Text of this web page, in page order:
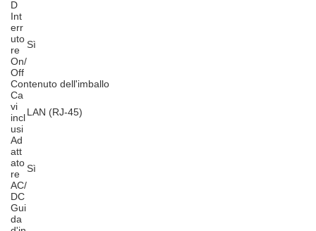
D
Int
err
uto
re
On/
Off
Sì
Contenuto dell'imballo
Ca
vi
incl
usi
LAN (RJ-45)
Ad
att
ato
re
AC/
DC
Sì
Gui
da